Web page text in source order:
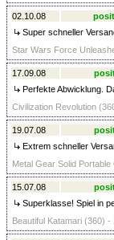
02.10.08
Super schneller
Star Wars Force
17.09.08
Perfekte Abwicklung.
Civilization Revolution
19.07.08
Extrem schneller
Metal Gear Solid
15.07.08
Superklasse! Spiel in
Beautiful Katamari (360) -